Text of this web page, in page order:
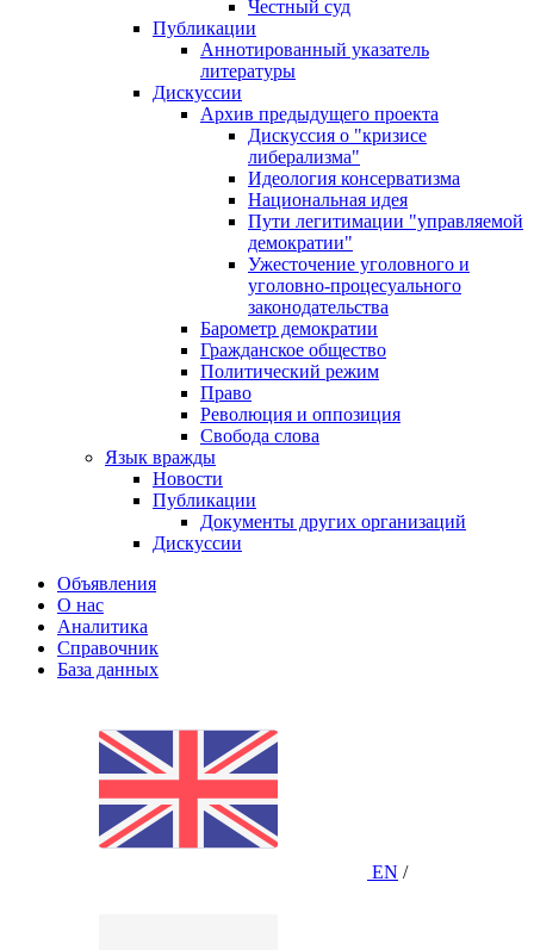
Честный суд
Публикации
Аннотированный указатель
литературы
Дискуссии
Архив предыдущего проекта
Дискуссия о "кризисе
либерализма"
Идеология консерватизма
Национальная идея
Пути легитимации "управляемой
демократии"
Ужесточение уголовного и
уголовно-процесуального
законодательства
Барометр демократии
Гражданское общество
Политический режим
Право
Революция и оппозиция
Свобода слова
Язык вражды
Новости
Публикации
Документы других организаций
Дискуссии
Объявления
О нас
Аналитика
Справочник
База данных
EN /